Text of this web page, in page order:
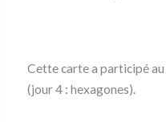
Cette carte a participé au
(jour 4 : hexagones).